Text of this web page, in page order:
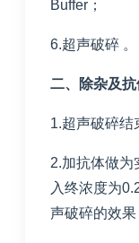
Buffer；
6.超声破碎 。
二、除杂及抗
1.超声破碎结
2.加抗体做为
入终浓度为
声破碎的效果